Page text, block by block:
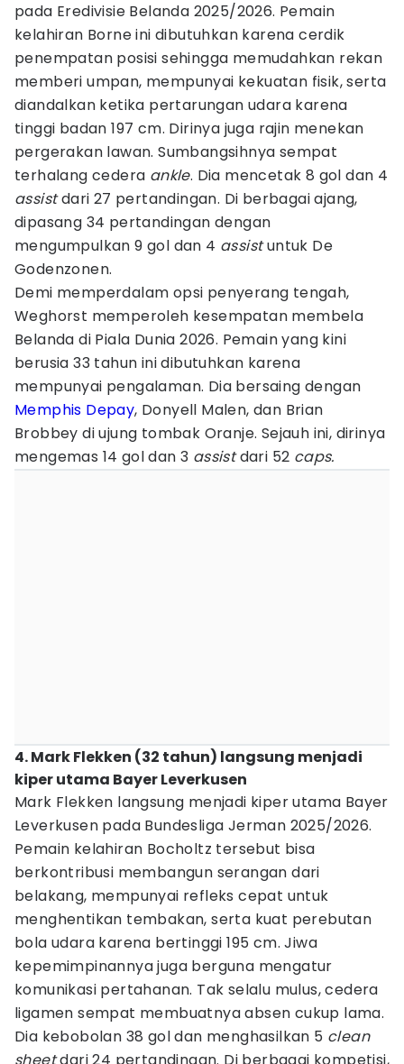
pada Eredivisie Belanda 2025/2026. Pemain
kelahiran Borne ini dibutuhkan karena cerdik
penempatan posisi sehingga memudahkan rekan
memberi umpan, mempunyai kekuatan fisik, serta
diandalkan ketika pertarungan udara karena
tinggi badan 197 cm. Dirinya juga rajin menekan
pergerakan lawan. Sumbangsihnya sempat
terhalang cedera ankle. Dia mencetak 8 gol dan 4
assistdari 27 pertandingan. Di berbagai ajang,
dipasang 34 pertandingan dengan
mengumpulkan 9 gol dan 4 assistuntuk De
Godenzonen.
Demi memperdalam opsi penyerang tengah,
Weghorst memperoleh kesempatan membela
Belanda di Piala Dunia 2026. Pemain yang kini
berusia 33 tahun ini dibutuhkan karena
mempunyai pengalaman. Dia bersaing dengan
Memphis Depay, Donyell Malen, dan Brian
Brobbey di ujung tombak Oranje. Sejauh ini, dirinya
mengemas 14 gol dan 3 assistdari 52 caps.
4. Mark Flekken (32 tahun) langsung menjadi
kiper utama Bayer Leverkusen
Mark Flekken langsung menjadi kiper utama Bayer
Leverkusen pada Bundesliga Jerman 2025/2026.
Pemain kelahiran Bocholtz tersebut bisa
berkontribusi membangun serangan dari
belakang, mempunyai refleks cepat untuk
menghentikan tembakan, serta kuat perebutan
bola udara karena bertinggi 195 cm. Jiwa
kepemimpinannya juga berguna mengatur
komunikasi pertahanan. Tak selalu mulus, cedera
ligamen sempat membuatnya absen cukup lama.
Dia kebobolan 38 gol dan menghasilkan 5 clean